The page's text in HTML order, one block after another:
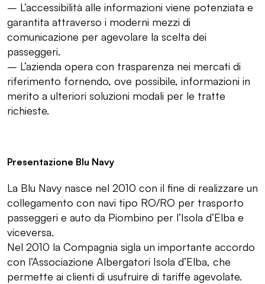
– L’accessibilità alle informazioni viene potenziata e
garantita attraverso i moderni mezzi di
comunicazione per agevolare la scelta dei
passeggeri.
– L’azienda opera con trasparenza nei mercati di
riferimento fornendo, ove possibile, informazioni in
merito a ulteriori soluzioni modali per le tratte
richieste.
Presentazione Blu Navy
La Blu Navy nasce nel 2010 con il fine di realizzare un
collegamento con navi tipo RO/RO per trasporto
passeggeri e auto da Piombino per l’Isola d’Elba e
viceversa.
Nel 2010 la Compagnia sigla un importante accordo
con l’Associazione Albergatori Isola d’Elba, che
permette ai clienti di usufruire di tariffe agevolate.